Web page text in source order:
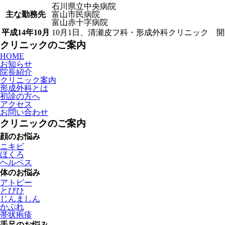
主な勤務先
石川県立中央病院
富山市民病院
富山赤十字病院
平成14年10月 10月1日、清瀬皮フ科・形成外科クリニック
クリニックのご案内
HOME
お知らせ
院長紹介
クリニック案内
形成外科とは
初診の方へ
アクセス
お問い合わせ
クリニックのご案内
顔のお悩み
ニキビ
ほくろ
ヘルペス
体のお悩み
アトピー
とびひ
じんましん
かぶれ
帯状疱疹